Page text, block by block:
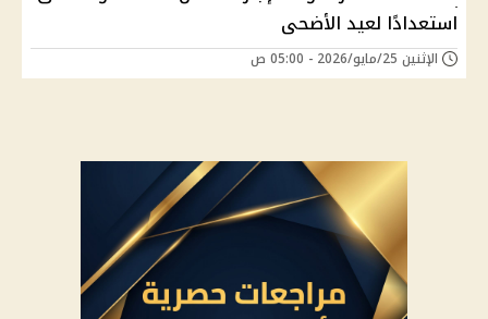
استعدادًا لعيد الأضحى
الإثنين 25/مايو/2026 - 05:00 ص